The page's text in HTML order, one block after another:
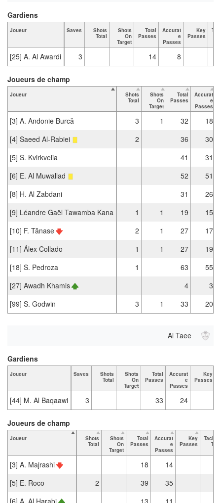
Joueur Saves
Shots
Total
Shots
On
Target
Total
Passes
Accurat
e
Passes
Key
Passes
[25] A. Al Awardi 3 14 8
Gardiens
Joueur
Shots
Total
Shots
On
Target
Total
Passes
Accurat
e
Passes
[3] A. Andonie Burcă 3 1 32
18
[4] Saeed Al-Rabiei
2 36
30
[5] S. Kvirkvelia
41
31
[6] E. Al Muwallad
52
51
[8] H. Al Zabdani
31
26
[9] Léandre Gaël Tawamba Kana
1 1 19
15
[10] F. Tănase
2 1 27
17
[11] Álex Collado
1 1 27
19
[18] S. Pedroza
1 63
55
[27] Awadh Khamis
4
3
[99] S. Godwin
3 1 33 20
Joueurs de champ
Al Taee
Joueur Saves
Shots
Total
Shots
On
Target
Total
Passes
Accurat
e
Passes
Key
Passes
[44] M. Al Baqaawi 3 33 24
Gardiens
Joueur
Shots
Total
Shots
On
Target
Total
Passes
Accurat
e
Passes
Key
Passes
[3] A. Majrashi 18
14
[5] E. Roco
2 39
35
[6] A. Al Harabi
13 11
Joueurs de champ